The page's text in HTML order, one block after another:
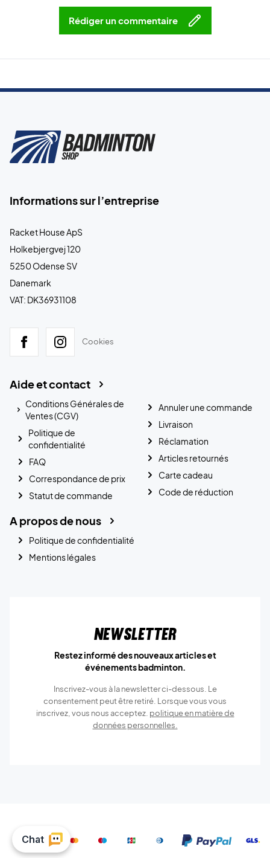
Rédiger un commentaire
Informations sur l’entreprise
Racket House ApS
Holkebjergvej 120
5250 Odense SV
Danemark
VAT: DK36931108
Cookies
Aide et contact
Conditions Générales de
Ventes (CGV)
Politique de
confidentialité
FAQ
Correspondance de prix
Statut de commande
Annuler une commande
Livraison
Réclamation
Articles retournés
Carte cadeau
Code de réduction
A propos de nous
Politique de confidentialité
Mentions légales
Newsletter
Restez informé des nouveaux articles et
événements badminton.
Inscrivez-vous à la newsletter ci-dessous. Le
consentement peut être retiré. Lorsque vous vous
inscrivez, vous nous acceptez. politique en matière de
données personnelles.